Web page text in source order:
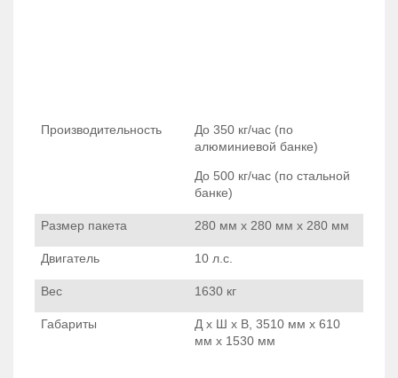
Производительность
До 350 кг/час (по
алюминиевой банке)
До 500 кг/час (по стальной
банке)
Размер пакета 280 мм х 280 мм х 280 мм
Двигатель 10 л .с.
Вес 1630 кг
Габариты Д х Ш х В,3510 мм х610
мм х 1530 мм